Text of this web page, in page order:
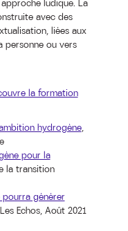
avec des
liées aux
personne ou vers
la formation
hydrogène,
pour la
la transition
générer
Echos, Août 2021